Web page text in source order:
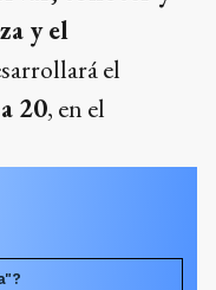
y el
el
20, en el